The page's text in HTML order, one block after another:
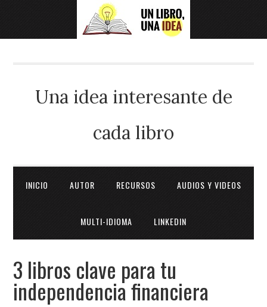
Una idea interesante de
cada libro
INICIO AUTOR RECURSOS AUDIOS Y VIDEOS
MULTI-IDIOMA LINKEDIN
3 libros clave para tu
independencia financiera